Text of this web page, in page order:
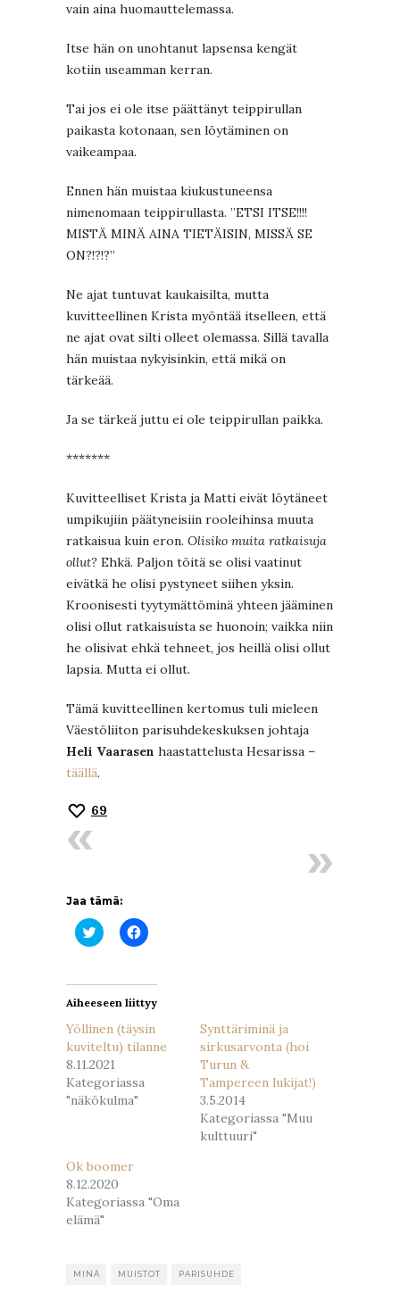
vain aina huomauttelemassa.
Itse hän on unohtanut lapsensa kengät
kotiin useamman kerran.
Tai jos ei ole itse päättänyt teippirullan
paikasta kotonaan, sen löytäminen on
vaikeampaa.
Ennen hän muistaa kiukustuneensa
nimenomaan teippirullasta. ”ETSI ITSE!!!!
MISTÄ MINÄ AINA TIETÄISIN, MISSÄ SE
ON?!?!?”
Ne ajat tuntuvat kaukaisilta, mutta
kuvitteellinen Krista myöntää itselleen, että
ne ajat ovat silti olleet olemassa. Sillä tavalla
hän muistaa nykyisinkin, että mikä on
tärkeää.
Ja se tärkeä juttu ei ole teippirullan paikka.
*******
Kuvitteelliset Krista ja Matti eivät löytäneet
umpikujiin päätyneisiin rooleihinsa muuta
ratkaisua kuin eron. Olisiko muita ratkaisuja
ollut? Ehkä. Paljon töitä se olisi vaatinut
eivätkä he olisi pystyneet siihen yksin.
Kroonisesti tyytymättöminä yhteen jääminen
olisi ollut ratkaisuista se huonoin; vaikka niin
he olisivat ehkä tehneet, jos heillä olisi ollut
lapsia. Mutta ei ollut.
Tämä kuvitteellinen kertomus tuli mieleen
Väestöliiton parisuhdekeskuksen johtaja
Heli Vaarasen haastattelusta Hesarissa –
täällä.
69
Jaa tämä:
Jaa
Twitterissä(Avautuu
Jaa
Facebookissa(Avautuu
Aiheeseen liittyy
Yöllinen (täysin
kuviteltu) tilanne
8.11.2021
Kategoriassa
"näkökulma"
Synttäriminä ja
sirkusarvonta (hoi
Turun &
Tampereen lukijat!)
3.5.2014
Kategoriassa "Muu
kulttuuri"
Ok boomer
8.12.2020
Kategoriassa "Oma
elämä"
MINÄ MUISTOT PARISUHDE